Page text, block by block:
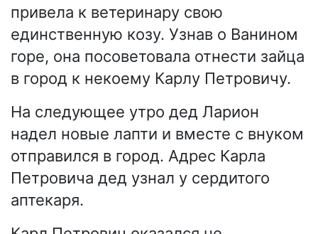
привела к ветеринару свою
единственную козу. Узнав о Ванином
горе, она посоветовала отнести зайца
в город к некоему Карлу Петровичу.
На следующее утро дед Ларион
надел новые лапти и вместе с внуком
отправился в город. Адрес Карла
Петровича дед узнал у сердитого
аптекаря.